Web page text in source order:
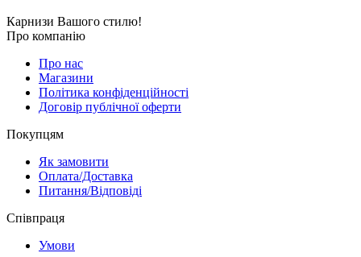
Карнизи Вашого стилю!
Про компанію
Про нас
Магазини
Політика конфіденційності
Договір публічної оферти
Покупцям
Як замовити
Оплата/Доставка
Питання/Відповіді
Співпраця
Умови